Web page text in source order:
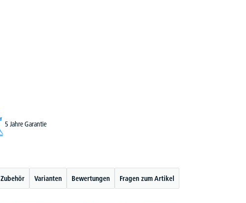
5 Jahre Garantie
Zubehör Varianten Bewertungen Fragen zum Artikel